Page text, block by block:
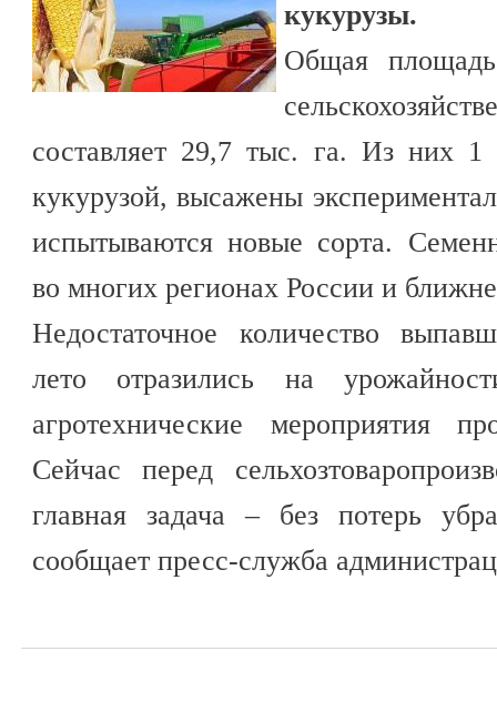
кукурузы.
Общая
составляет 29,7 тыс. га. Из них 1
кукурузой, высажены
испытываются новые сорта.
во многих регионах России и
Недостаточное количество
лето отразились на
агротехнические мероприятия
Сейчас перед
главная задача – без потерь
сообщает пресс-служба